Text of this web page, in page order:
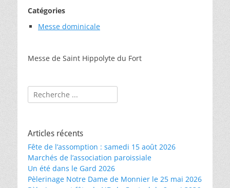
Catégories
Messe dominicale
Messe de Saint Hippolyte du Fort
Rechercher :
Articles récents
Fête de l’assomption : samedi 15 août 2026
Marchés de l’association paroissiale
Un été dans le Gard 2026
Pèlerinage Notre Dame de Monnier le 25 mai 2026